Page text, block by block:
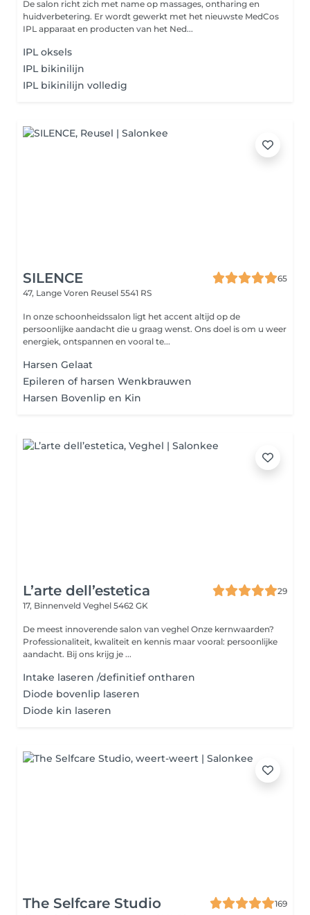
De salon richt zich met name op massages, ontharing en
huidverbetering. Er wordt gewerkt met het nieuwste MedCos
IPL apparaat en producten van het Ned...
IPL oksels
IPL bikinilijn
IPL bikinilijn volledig
SILENCE
65
47, Lange Voren Reusel 5541 RS
In onze schoonheidssalon ligt het accent altijd op de
persoonlijke aandacht die u graag wenst. Ons doel is om u weer
energiek, ontspannen en vooral te...
Harsen Gelaat
Epileren of harsen Wenkbrauwen
Harsen Bovenlip en Kin
L’arte dell’estetica
29
17, Binnenveld Veghel 5462 GK
De meest innoverende salon van veghel Onze kernwaarden?
Professionaliteit, kwaliteit en kennis maar vooral: persoonlijke
aandacht. Bij ons krijg je ...
Intake laseren /definitief ontharen
Diode bovenlip laseren
Diode kin laseren
The Selfcare Studio
169